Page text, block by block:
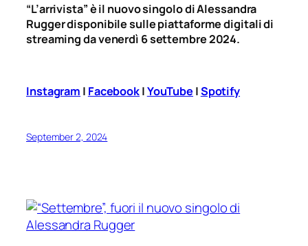
“L’arrivista” è il nuovo singolo di Alessandra
Rugger disponibile sulle piattaforme digitali di
streaming da venerdì 6 settembre 2024.
Instagram | Facebook|YouTube |Spotify
September 2, 2024